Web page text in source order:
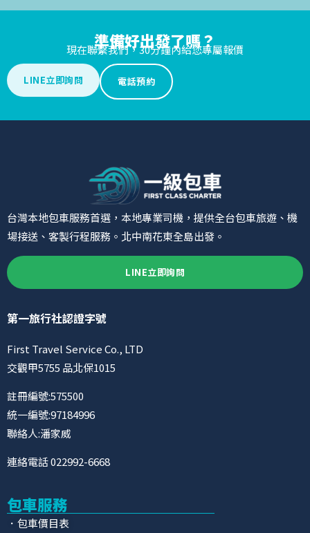
準備好出發了嗎？
現在聯繫我們，30分鐘內給您專屬報價
LINE立即詢問 電話預約
台灣本地包車服務首選，本地專業司機，提供全台包車旅遊、機
場接送、客製行程服務。北中南花東全島出發。
LINE立即詢問
第一旅行社認證字號
First Travel Service Co., LTD
交觀甲5755 品北保1015
註冊編號:575500
統一編號:97184996
聯絡人:潘家威
連絡電話 022992-6668
包車服務
．包車價目表